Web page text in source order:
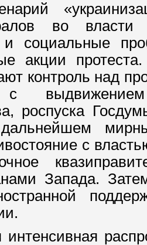
во власти
и социальные
акции
контроль над
с
роспуска
с
Запада.
интенсивная